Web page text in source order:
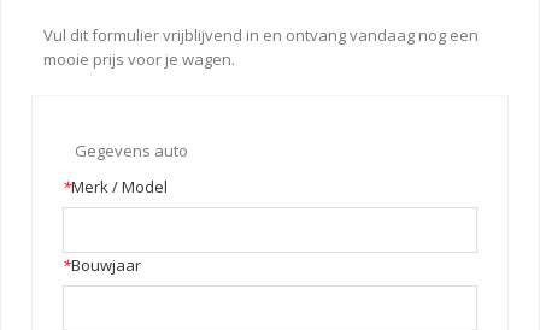
Vul dit formulier vrijblijvend in en ontvang vandaag nog een
mooie prijs voor je wagen.
Gegevens auto
*Merk / Model
*Bouwjaar